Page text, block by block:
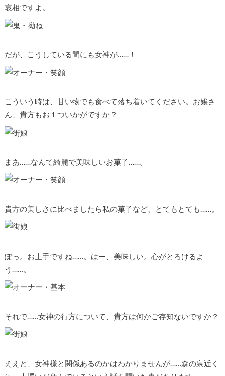
哀相ですよ。
だが、こうしている間にも女神が……！
こういう時は、甘い物でも食べて落ち着いてください。お嬢さ
ん、貴方もお１ついかがですか？
まあ……なんて綺麗で美味しいお菓子……。
貴方の美しさに比べましたら私の菓子など、とてもとても……。
ぽっ。お上手ですね……。はー、美味しい。心がとろけるよ
う……。
それで……女神の行方について、貴方は何かご存知ないですか？
ええと、女神様と関係あるのかはわかりませんが……森の泉近く